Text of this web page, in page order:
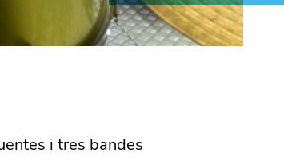
i tres bandes